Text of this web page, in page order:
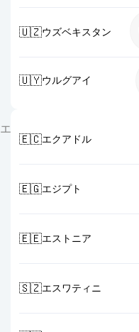
🇺🇿ウズベキスタン
🇺🇾ウルグアイ
エ
🇪🇨エクアドル
🇪🇬エジプト
🇪🇪エストニア
🇸🇿エスワティニ